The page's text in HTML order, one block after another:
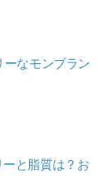
ーなモンブラン
と脂質は？お